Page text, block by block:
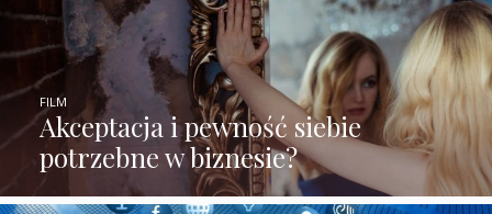
Akceptacja i pewność siebie
potrzebne w biznesie?
FILM